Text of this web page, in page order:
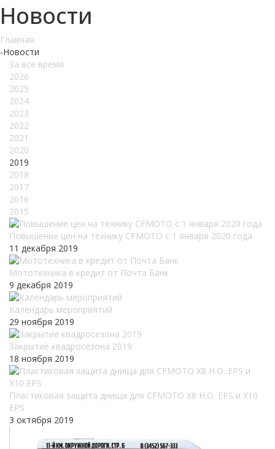
Новости
Главная
-Новости
За все время
2026
2025
2024
2023
2022
2021
2020
2019
2018
2017
2016
2015
Повышение цен на технику CFMOTO c 1 января 2020 года
11 декабря 2019
Мототехника в кредит от Почта Банк
9 декабря 2019
Календарь мероприятий
29 ноября 2019
Закрытие квадросезона 2019
18 ноября 2019
Пластиковая защита днища для CFMOTO X8 H.O. EPS и X10
EPS
3 октября 2019